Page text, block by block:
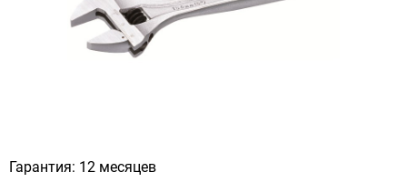
Гарантия: 12 месяцев